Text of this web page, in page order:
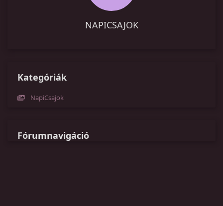
NAPICSAJOK
Kategóriák
NapiCsajok
Fórumnavigáció